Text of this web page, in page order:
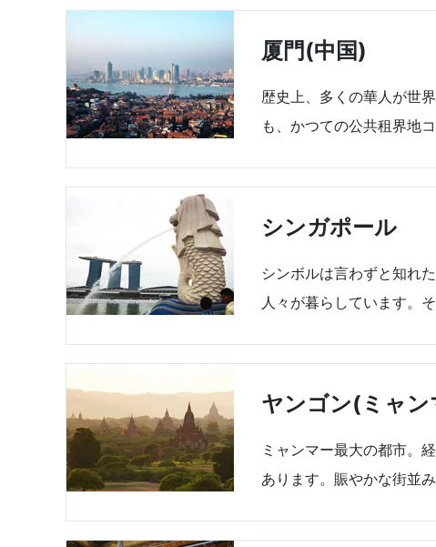
厦門(中国)
歴史上、多くの華人が世
も、かつての公共租界地
シンガポール
シンボルは言わずと知れ
人々が暮らしています。
ヤンゴン(ミャン
ミャンマー最大の都市。
あります。賑やかな街並